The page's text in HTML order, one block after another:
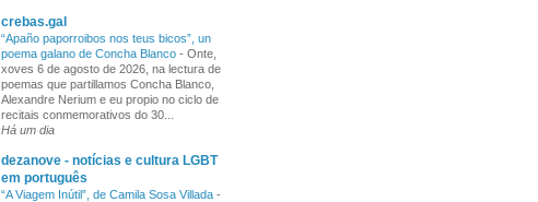
crebas.gal
“Apaño paporroibos nos teus bicos”, un
poema galano de Concha Blanco - Onte,
xoves 6 de agosto de 2026, na lectura de
poemas que partillamos Concha Blanco,
Alexandre Nerium e eu propio no ciclo de
recitais conmemorativos do 30...
Há um dia
dezanove - notícias e cultura LGBT
em português
“A Viagem Inútil”, de Camila Sosa Villada -